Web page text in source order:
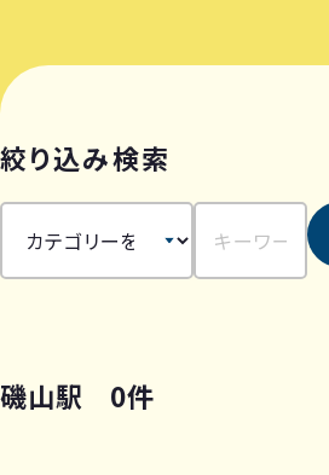
絞り込み検索
磯山駅 0件